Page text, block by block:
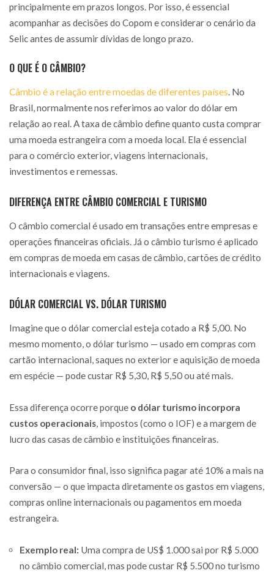
principalmente em prazos longos. Por isso, é essencial
acompanhar as decisões do Copom e considerar o cenário da
Selic antes de assumir dívidas de longo prazo.
O QUE É O CÂMBIO?
Câmbio é a relação entre moedas de diferentes países. No
Brasil, normalmente nos referimos ao valor do dólar em
relação ao real. A taxa de câmbio define quanto custa comprar
uma moeda estrangeira com a moeda local. Ela é essencial
para o comércio exterior, viagens internacionais,
investimentos e remessas.
DIFERENÇA ENTRE CÂMBIO COMERCIAL E TURISMO
O câmbio comercial é usado em transações entre empresas e
operações financeiras oficiais. Já o câmbio turismo é aplicado
em compras de moeda em casas de câmbio, cartões de crédito
internacionais e viagens.
DÓLAR COMERCIAL VS. DÓLAR TURISMO
Imagine que o dólar comercial esteja cotado a R$ 5,00. No
mesmo momento, o dólar turismo — usado em compras com
cartão internacional, saques no exterior e aquisição de moeda
em espécie — pode custar R$ 5,30, R$ 5,50 ou até mais.
Essa diferença ocorre porque o dólar turismo incorpora
custos operacionais , impostos (como o IOF) e a margem de
lucro das casas de câmbio e instituições financeiras.
Para o consumidor final, isso significa pagar até 10% a mais na
conversão — o que impacta diretamente os gastos em viagens,
compras online internacionais ou pagamentos em moeda
estrangeira.
Exemplo real: Uma compra de US$ 1.000 sai por R$ 5.000
no câmbio comercial, mas pode custar R$ 5.500 no turismo